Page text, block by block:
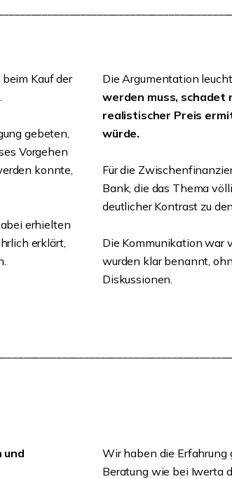
Kauf der
gebeten,
Vorgehen
konnte,
erhielten
erklärt,
Die Argumentation
werden muss, schadet
realistischer Preis
würde.
Für die
Bank, die das Thema
deutlicher Kontrast zu
Die Kommunikation war
wurden klar benannt,
Diskussionen.
und
Wir haben die Erfahrung
Beratung wie bei Iwerta